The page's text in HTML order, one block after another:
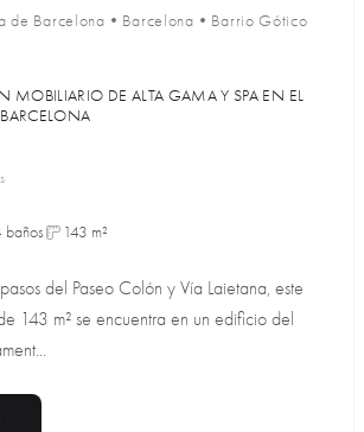
de Barcelona • Barcelona • Barrio Gótico
MOBILIARIO DE ALTA GAMA Y SPA EN EL
baños 143 m²
del Paseo Colón y Vía Laietana, este
143 m² se encuentra en un edificio del